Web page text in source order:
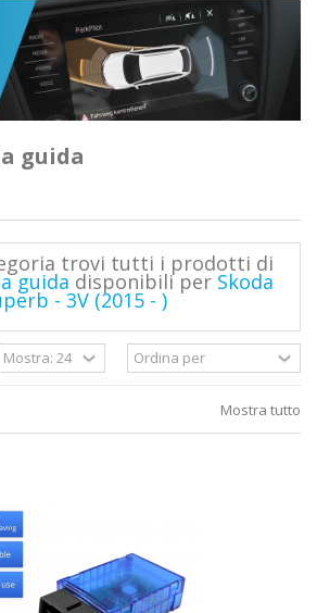
guida
trovi tutti i prodotti di
guida disponibili per Skoda
- 3V (2015 - )
Mostra tutto